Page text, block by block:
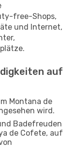
free-Shops,
und Internet,
auf
Montana de
wird.
Badefreuden
de Cofete, auf